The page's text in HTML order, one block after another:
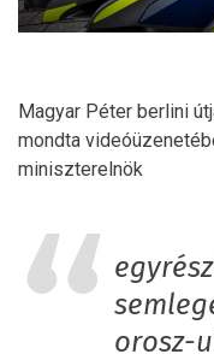
Magyar Péter berlini
mondta
miniszterelnök
orosz-